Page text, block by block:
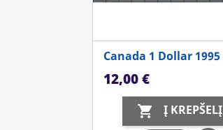
Canada 1 Dollar 1995
Kaina
12,00 €
 Į KREPŠELĮ